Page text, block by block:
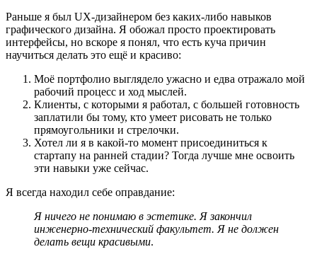
Раньше я был UX-дизайнером без каких-либо навыков
графического дизайна. Я обожал просто проектировать
интерфейсы, но вскоре я понял, что есть куча причин
научиться делать это ещё и красиво:
Моё портфолио выглядело ужасно и едва отражало мой
рабочий процесс и ход мыслей.
Клиенты, с которыми я работал, с большей готовность
заплатили бы тому, кто умеет рисовать не только
прямоугольники и стрелочки.
Хотел ли я в какой-то момент присоединиться к
стартапу на ранней стадии? Тогда лучше мне освоить
эти навыки уже сейчас.
Я всегда находил себе оправдание:
Я ничего не понимаю в эстетике. Я закончил
инженерно-технический факультет. Я не должен
делать вещи красивыми.